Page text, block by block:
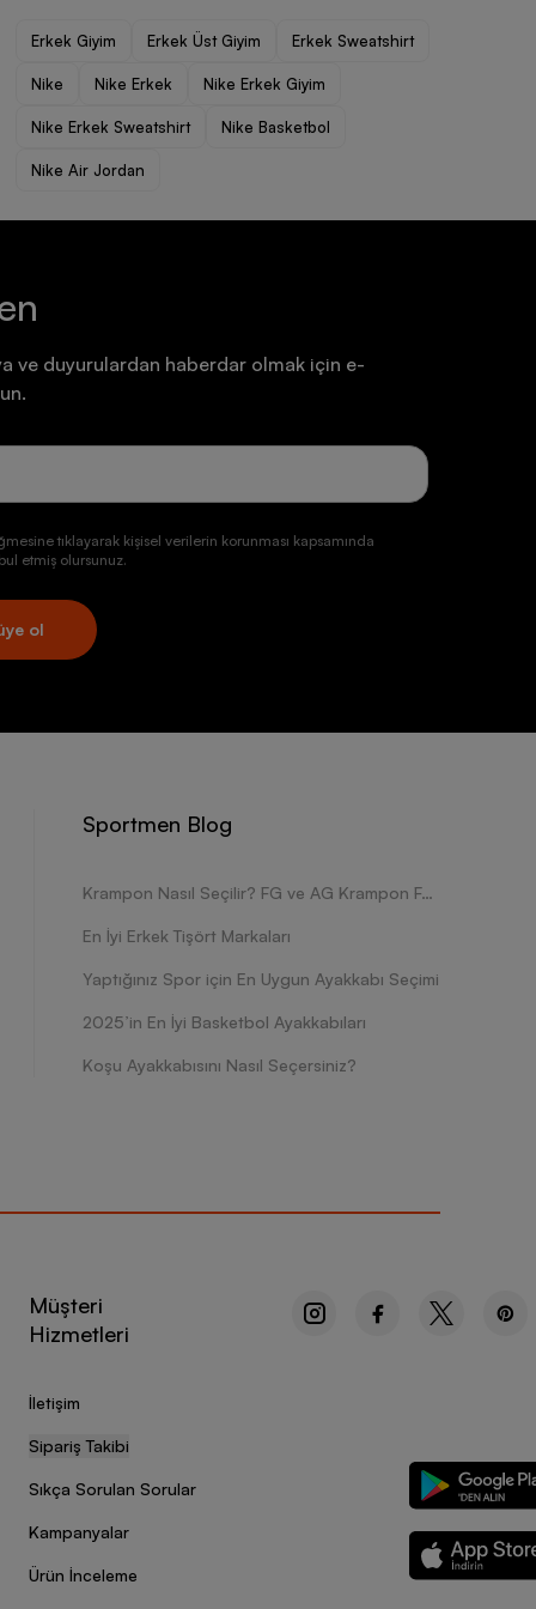
7.199,90 TL
7.199,90 TL
Erkek Giyim Erkek Üst Giyim Erkek Sweatshirt
Nike Nike Erkek Nike Erkek Giyim
Nike Erkek Sweatshirt Nike Basketbol
Nike Air Jordan
ve duyurulardan haberdar olmak için e-
tıklayarak kişisel verilerin korunması kapsamında
etmiş olursunuz.
ol
Sportmen Blog
Krampon Nasıl Seçilir? FG ve AG Krampon Farkları Nelerdir?
En İyi Erkek Tişört Markaları
Yaptığınız Spor için En Uygun Ayakkabı Seçimi
2025’in En İyi Basketbol Ayakkabıları
Koşu Ayakkabısını Nasıl Seçersiniz?
Müşteri
Hizmetleri
İletişim
Sipariş Takibi
Sıkça Sorulan Sorular
Kampanyalar
Ürün İnceleme